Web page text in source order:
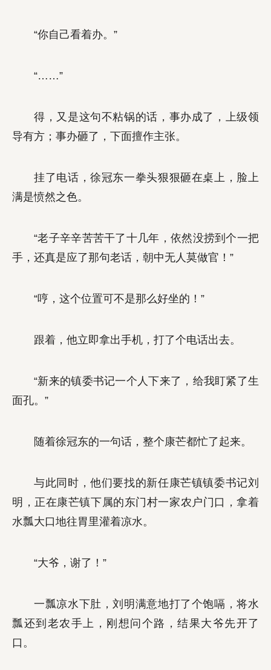
“你自己看着办。”
“……”
得，又是这句不粘锅的话，事办成了，上级领
导有方；事办砸了，下面擅作主张。
挂了电话，徐冠东一拳头狠狠砸在桌上，脸上
满是愤然之色。
“老子辛辛苦苦干了十几年，依然没捞到个一把
手，还真是应了那句老话，朝中无人莫做官！”
“哼，这个位置可不是那么好坐的！”
跟着，他立即拿出手机，打了个电话出去。
“新来的镇委书记一个人下来了，给我盯紧了生
面孔。”
随着徐冠东的一句话，整个康芒都忙了起来。
与此同时，他们要找的新任康芒镇镇委书记刘
明，正在康芒镇下属的东门村一家农户门口，拿着
水瓢大口地往胃里灌着凉水。
“大爷，谢了！”
一瓢凉水下肚，刘明满意地打了个饱嗝，将水
瓢还到老农手上，刚想问个路，结果大爷先开了
口。